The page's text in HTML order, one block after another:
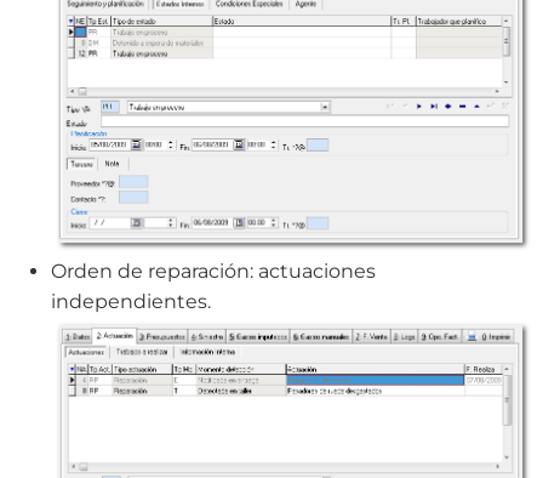
Orden de reparación: actuaciones
independientes.